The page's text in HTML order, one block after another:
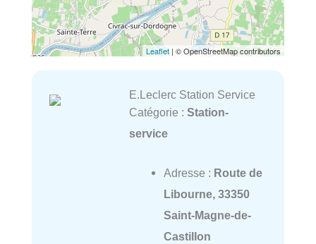
Leaflet | © OpenStreetMap contributors
E.Leclerc Station Service
Catégorie : Station-
service
Adresse : Route de
Libourne, 33350
Saint-Magne-de-
Castillon